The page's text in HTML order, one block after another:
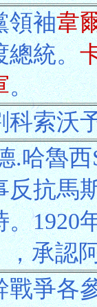
領袖韋
總統。
。
科索沃
.哈魯西
反抗馬
。1920
，承認
戰爭各